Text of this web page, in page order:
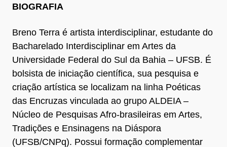
BIOGRAFIA
Breno Terra é artista interdisciplinar, estudante do
Bacharelado Interdisciplinar em Artes da
Universidade Federal do Sul da Bahia – UFSB. É
bolsista de iniciação científica, sua pesquisa e
criação artística se localizam na linha Poéticas
das Encruzas vinculada ao grupo ALDEIA –
Núcleo de Pesquisas Afro-brasileiras em Artes,
Tradições e Ensinagens na Diáspora
(UFSB/CNPq). Possui formação complementar